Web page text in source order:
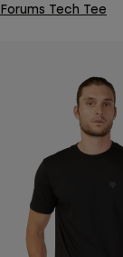
Forums Tech Tee